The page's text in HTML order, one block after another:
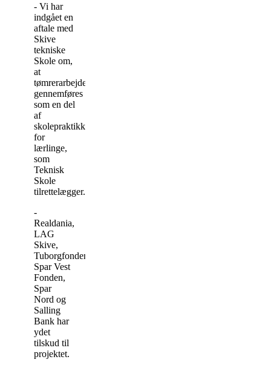
- Vi har
indgået en
aftale med
Skive
tekniske
Skole om,
at
tømrerarbejdet
gennemføres
som en del
af
skolepraktikken
for
lærlinge,
som
Teknisk
Skole
tilrettelægger.
-
Realdania,
LAG
Skive,
Tuborgfonden,
Spar Vest
Fonden,
Spar
Nord og
Salling
Bank har
ydet
tilskud til
projektet.